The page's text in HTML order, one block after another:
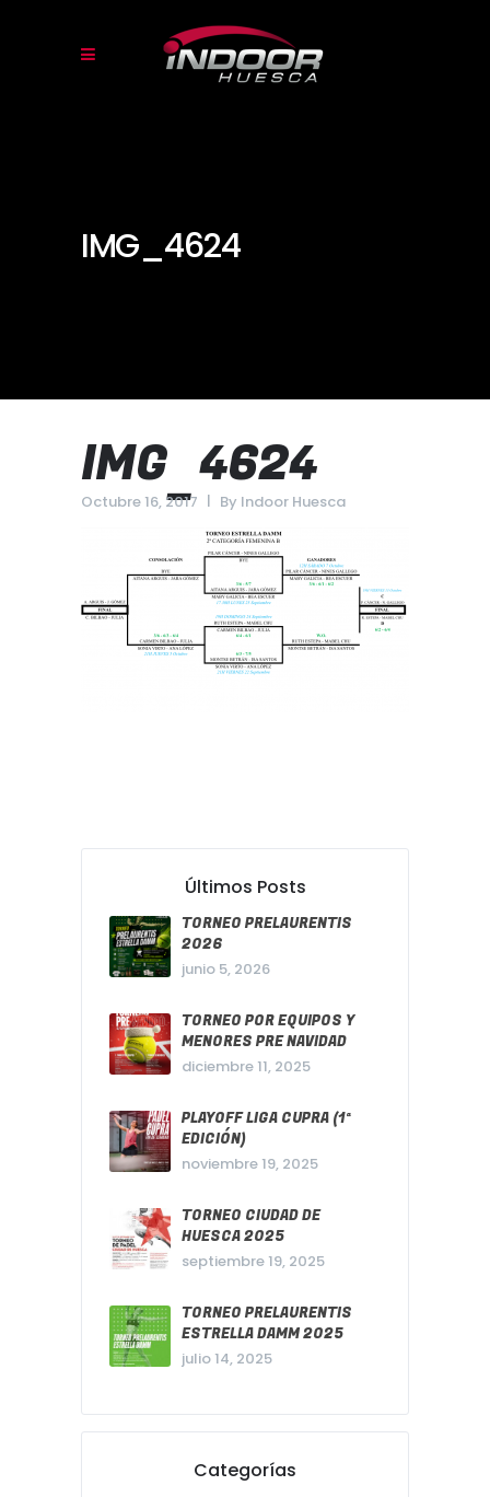
IMG_4624
IMG_4624
Octubre 16, 2017 By Indoor Huesca
Últimos Posts
TORNEO PRELAURENTIS
2026
junio 5, 2026
TORNEO POR EQUIPOS Y
MENORES PRE NAVIDAD
diciembre 11, 2025
PLAYOFF LIGA CUPRA (1ª
EDICIÓN)
noviembre 19, 2025
TORNEO CIUDAD DE
HUESCA 2025
septiembre 19, 2025
TORNEO PRELAURENTIS
ESTRELLA DAMM 2025
julio 14, 2025
Categorías